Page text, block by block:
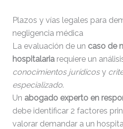
Plazos y vías legales para
negligencia médica
La evaluación de un caso de
hospitalariarequiere un
conocimientos jurídicosy
especializado.
Un abogado experto en
debe identificar 2 factores
valorar demandar a un